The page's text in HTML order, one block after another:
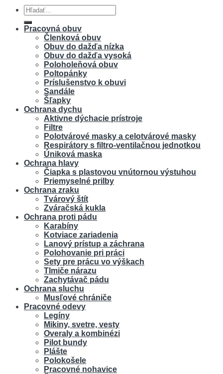
Hľadať:
Pracovná obuv
Členková obuv
Obuv do dažďa nízka
Obuv do dažďa vysoká
Poloholeňová obuv
Poltopánky
Príslušenstvo k obuvi
Sandále
Šľapky
Ochrana dychu
Aktivne dýchacie prístroje
Filtre
Polotvárové masky a celotvárové masky
Respirátory s filtro-ventilačnou jednotkou
Úniková maska
Ochrana hlavy
Čiapka s plastovou vnútornou výstuhou
Priemyselné prilby
Ochrana zraku
Tvárový štít
Zváračská kukla
Ochrana proti pádu
Karabíny
Kotviace zariadenia
Lanový prístup a záchrana
Polohovanie pri práci
Sety pre prácu vo výškach
Tlmiče nárazu
Zachytávač pádu
Ochrana sluchu
Musľové chrániče
Pracovné odevy
Legíny
Mikiny, svetre, vesty
Overaly a kombinézi
Pilot bundy
Plášte
Polokošele
Pracovné nohavice